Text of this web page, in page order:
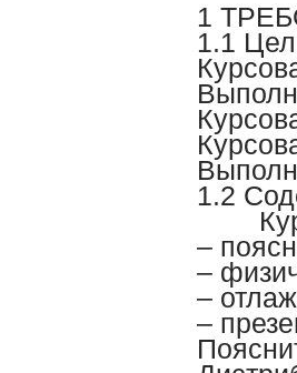
1
1.1
1.2
–
–
–
–